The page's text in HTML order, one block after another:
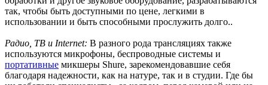
так, чтобы быть доступными по цене, легкими в
использовании и быть способными прослужить долго..
Радио, ТВ и Internet: В разного рода трансляциях также
используются микрофоны, беспроводные системы и
портативные микшеры Shure, зарекомендовавшие себя
благодаря надежности, как на натуре, так и в студии. Где бы